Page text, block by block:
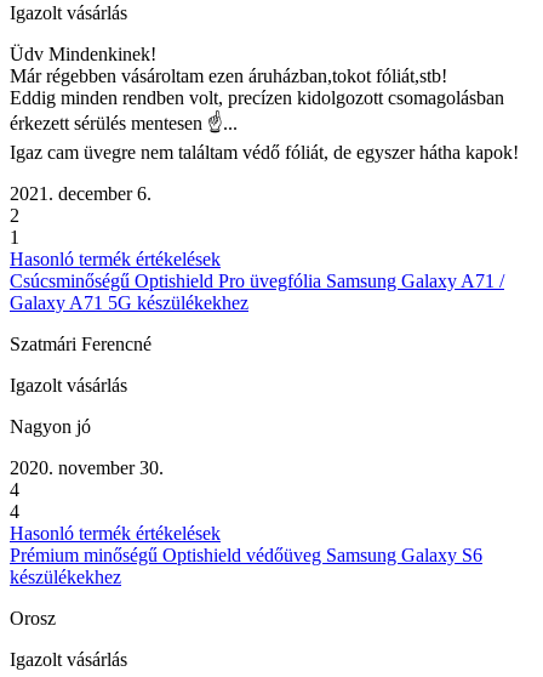
Igazolt vásárlás
Üdv Mindenkinek!
Már régebben vásároltam ezen áruházban,tokot fóliát,stb!
Eddig minden rendben volt, precízen kidolgozott csomagolásban
érkezett sérülés mentesen ☝️...
Igaz cam üvegre nem találtam védő fóliát, de egyszer hátha kapok!
2021. december 6.
2
1
Hasonló termék értékelések
Csúcsminőségű Optishield Pro üvegfólia Samsung Galaxy A71 /
Galaxy A71 5G készülékekhez
Szatmári Ferencné
Igazolt vásárlás
Nagyon jó
2020. november 30.
4
4
Hasonló termék értékelések
Prémium minőségű Optishield védőüveg Samsung Galaxy S6
készülékekhez
Orosz
Igazolt vásárlás